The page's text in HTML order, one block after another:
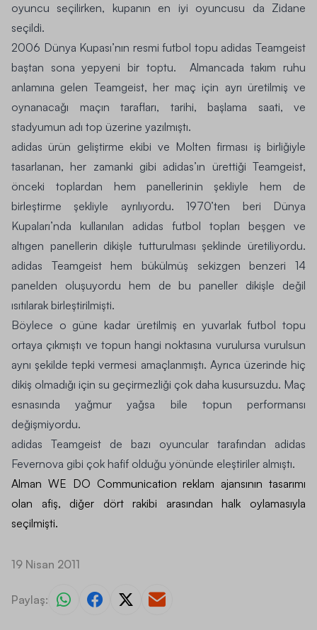
oyuncu seçilirken, kupanın en iyi oyuncusu da Zidane
seçildi.
2006 Dünya Kupası’nın resmi futbol topu adidas Teamgeist
baştan sona yepyeni bir toptu. Almancada takım ruhu
anlamına gelen Teamgeist, her maç için ayrı üretilmiş ve
oynanacağı maçın tarafları, tarihi, başlama saati, ve
stadyumun adı top üzerine yazılmıştı.
adidas ürün geliştirme ekibi ve Molten firması iş birliğiyle
tasarlanan, her zamanki gibi adidas’ın ürettiği Teamgeist,
önceki toplardan hem panellerinin şekliyle hem de
birleştirme şekliyle ayrılıyordu. 1970’ten beri Dünya
Kupaları’nda kullanılan adidas futbol topları beşgen ve
altıgen panellerin dikişle tutturulması şeklinde üretiliyordu.
adidas Teamgeist hem bükülmüş sekizgen benzeri 14
panelden oluşuyordu hem de bu paneller dikişle değil
ısıtılarak birleştirilmişti.
Böylece o güne kadar üretilmiş en yuvarlak futbol topu
ortaya çıkmıştı ve topun hangi noktasına vurulursa vurulsun
aynı şekilde tepki vermesi amaçlanmıştı. Ayrıca üzerinde hiç
dikiş olmadığı için su geçirmezliği çok daha kusursuzdu. Maç
esnasında yağmur yağsa bile topun performansı
değişmiyordu.
adidas Teamgeist de bazı oyuncular tarafından adidas
Fevernova gibi çok hafif olduğu yönünde eleştiriler almıştı.
Alman WE DO Communication reklam ajansının tasarımı
olan afiş, diğer dört rakibi arasından halk oylamasıyla
seçilmişti.
19 Nisan 2011
Paylaş: